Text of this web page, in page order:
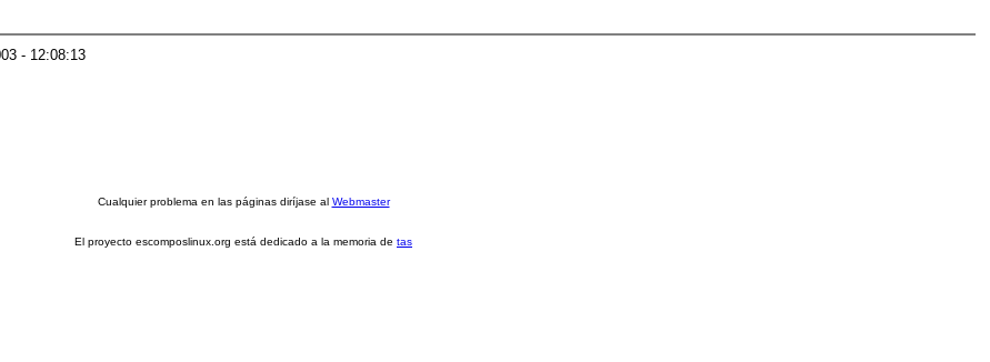
- 12:08:13
Cualquier problema en las páginas diríjase al Webmaster
El proyecto escomposlinux.org está dedicado a la memoria de tas